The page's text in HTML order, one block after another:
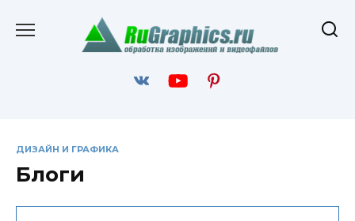
содержанию
ДИЗАЙН И ГРАФИКА
Блоги